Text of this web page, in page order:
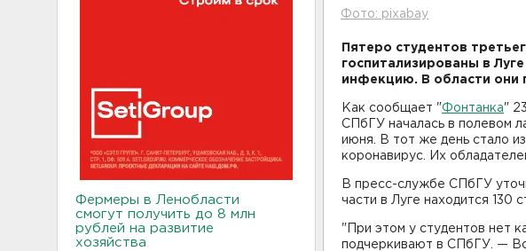
Фермеры в Ленобласти
смогут получить до 8 млн
рублей на развитие
хозяйства
Фото: pixabay
Пятеро студентов
госпитализированы в
инфекцию. В области они
Как сообщает "Фонтанка"
СПбГУ началась в полевом
июня. В тот же день стало
коронавирус. Их
В пресс-службе СПбГУ
части в Луге находится 130
"При этом у студентов нет
подчеркивают в СПбГУ. —